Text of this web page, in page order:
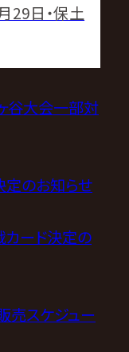
29日・保土
谷大会一部対
定のお知らせ
カード決定の
売スケジュー